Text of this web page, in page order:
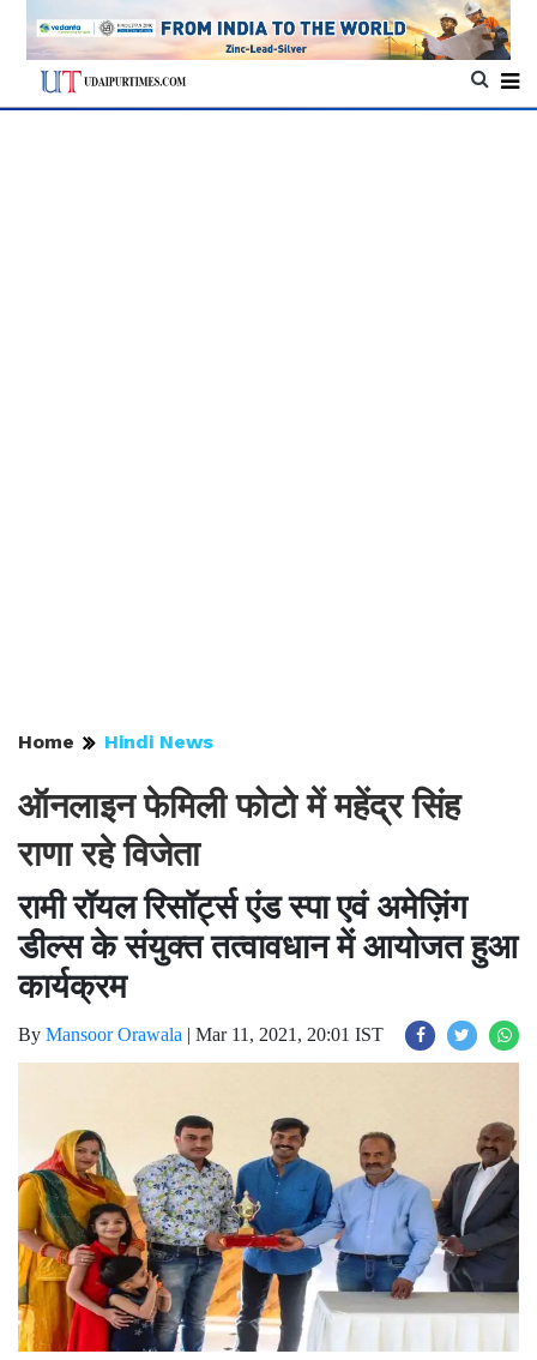
Home Hindi News
ऑनलाइन फेमिली फोटो में महेंद्र सिंह
राणा रहे विजेता
रामी रॉयल रिसॉर्ट्स एंड स्पा एवं अमेज़िंग
डील्स के संयुक्त तत्वावधान में आयोजत हुआ
कार्यक्रम
By Mansoor Orawala | Mar 11, 2021, 20:01 IST